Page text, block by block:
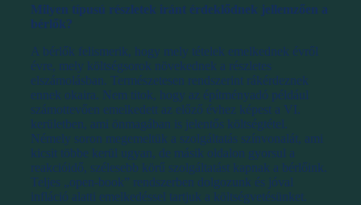
Milyen típusú részletek iránt érdeklődnek jellemzően a
bérlők?
A bérlők felismerik, hogy mely tételek emelkednek évről
évre, mely költségsorok növekednek a részletes
elszámolásban. Természetesen rendszerint rákérdeznek
ennek okaira. Nem titok, hogy az építményadó például
számottevően emelkedett az előző évhez képest a VI.
kerületben, ami önmagában is jelentős költségtétel.
Némely soron megemeltük a szolgáltatás színvonalát, ami
kicsit többe kerül ugyan, de másik oldalon gyorsul a
reakcióidő, szélesebb körű szolgáltatást kapnak a bérlőink.
Teljes „open-book” rendszerben dolgozunk és jóval
infláció alatti emelkedéssel tartjuk a költségvetésünket.